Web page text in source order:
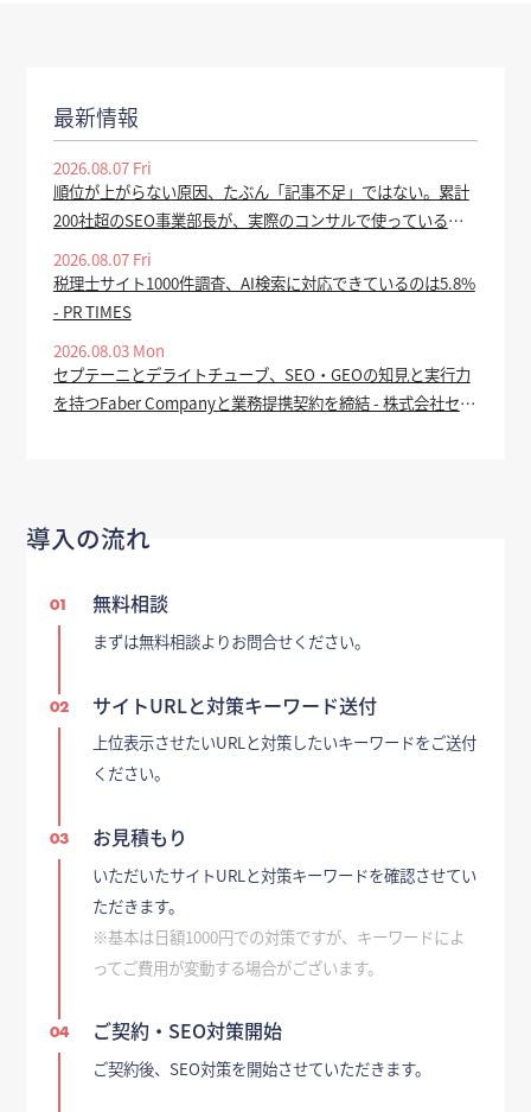
最新情報
2026.08.07 Fri
順位が上がらない原因、たぶん「記事不足」ではない。累計
200社超のSEO事業部長が、実際のコンサルで使っている全
手順を公開 - valuepress
2026.08.07 Fri
税理士サイト1000件調査、AI検索に対応できているのは5.8%
- PR TIMES
2026.08.03 Mon
セプテーニとデライトチューブ、SEO・GEOの知見と実行力
を持つFaber Companyと業務提携契約を締結 - 株式会社セプ
導入の流れ
01 無料相談
まずは無料相談よりお問合せください。
02 サイトURLと対策キーワード送付
上位表示させたいURLと対策したいキーワードをご送付
ください。
03 お見積もり
いただいたサイトURLと対策キーワードを確認させてい
ただきます。
※基本は日額1000円での対策ですが、キーワードによ
ってご費用が変動する場合がございます。
04 ご契約・SEO対策開始
ご契約後、SEO対策を開始させていただきます。